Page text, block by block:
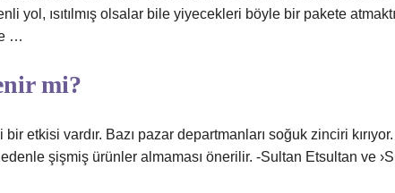
yol, ısıtılmış olsalar bile yiyecekleri böyle bir pakete
…
mi?
etkisi vardır. Bazı pazar departmanları soğuk zinciri
şişmiş ürünler almaması önerilir. -Sultan Etsultan ve